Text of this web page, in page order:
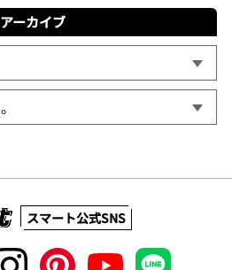
アーカイブ
スマート公式SNS